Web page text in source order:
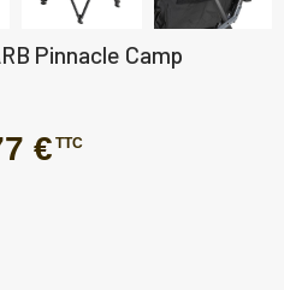
Pinnacle Camp
€ TTC